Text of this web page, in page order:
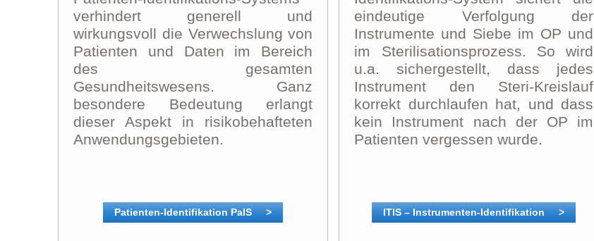
verhindert generell und
wirkungsvoll die Verwechslung von
Patienten und Daten im Bereich
des gesamten
Gesundheitswesens. Ganz
besondere Bedeutung erlangt
dieser Aspekt in risikobehafteten
Anwendungsgebieten.
Patienten-Identifikation PaIS >
eindeutige Verfolgung der
Instrumente und Siebe im OP und
im Sterilisationsprozess. So wird
u.a. sichergestellt, dass jedes
Instrument den Steri-Kreislauf
korrekt durchlaufen hat, und dass
kein Instrument nach der OP im
Patienten vergessen wurde.
ITIS – Instrumenten-Identifikation >